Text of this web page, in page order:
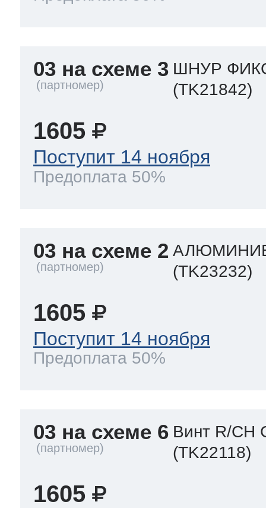
03 на схеме 3 ШНУР
(TK21842)
1605
Поступит 14 ноября
Предоплата 50%
03 на схеме 2
(TK23232)
1605
Поступит 14 ноября
Предоплата 50%
03 на схеме 6 Винт R/CH
(TK22118)
1605